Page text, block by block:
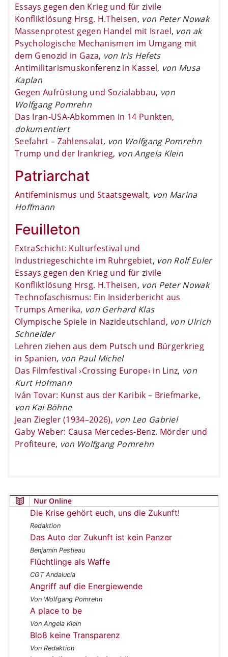
Essays gegen den Krieg und für zivile
Konfliktlösung Hrsg. H.Theisen, von Peter Nowak
Massenprotest gegen Handel mit Israel, von ak
Psychologische Mechanismen im Umgang mit
dem Genozid in Gaza, von Iris Hefets
Antimilitarismuskonferenz in Kassel, von Musa
Kaplan
Gegen Aufrüstung und Sozialabbau, von
Wolfgang Pomrehn
Das Iran-USA-Abkommen in 14 Punkten,
dokumentiert
Seefahrt – Zahlensalat, von Wolfgang Pomrehn
Trump und der Irankrieg, von Angela Klein
Patriarchat
Antifeminismus und Staatsgewalt, von Marina
Hoffmann
Feuilleton
ExtraSchicht: Kulturfestival und
Industriegeschichte im Ruhrgebiet, von Rolf Euler
Essays gegen den Krieg und für zivile
Konfliktlösung Hrsg. H.Theisen, von Peter Nowak
Technofaschismus: Ein Insiderbericht aus
Trumps Amerika, von Gerhard Klas
Olympische Spiele in Nazideutschland, von Ulrich
Schneider
Lehren ziehen aus dem Putsch und Bürgerkrieg
in Spanien, von Paul Michel
Das Filmfestival ›Crossing Europe‹ in Linz, von
Kurt Hofmann
Iván Tovar: Kunst aus der Karibik – Briefmarke,
von Kai Böhne
Jean Ziegler (1934–2026), von Leo Gabriel
Gaby Weber: Causa Mercedes-Benz. Mörder und
Profiteure, von Wolfgang Pomrehn
Nur Online
Die Krise gehört euch, uns die Zukunft!
Redaktion
Das Auto der Zukunft ist kein Panzer
Benjamin Pestieau
Flüchtlinge als Waffe
CGT Andalucía
Angriff auf die Energiewende
Von Wolfgang Pomrehn
A place to be
Von Angela Klein
Bloß keine Transparenz
Von Redaktion